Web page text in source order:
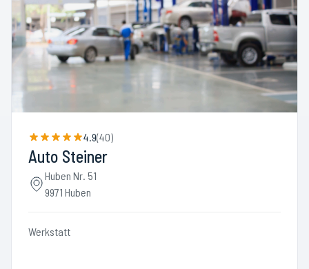
4.9(40)
Auto Steiner
Huben Nr. 51
9971 Huben
Werkstatt